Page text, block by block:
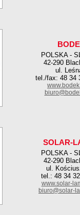
POLSKA -
42-290
ul.
tel./fax: 48 34
SOLAR-
POLSKA -
42-290
ul.
tel.: 48 34
www.solar-
biuro@solar-